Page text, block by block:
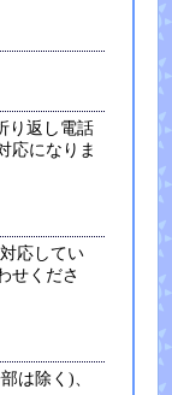
返し電話
応になりま
応してい
せくださ
は除く)、